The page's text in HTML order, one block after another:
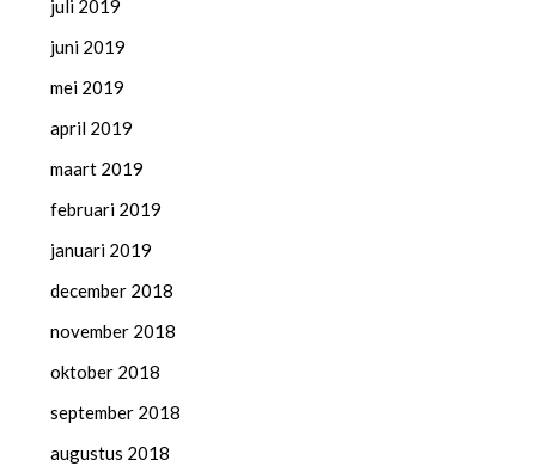
juli 2019
juni 2019
mei 2019
april 2019
maart 2019
februari 2019
januari 2019
december 2018
november 2018
oktober 2018
september 2018
augustus 2018